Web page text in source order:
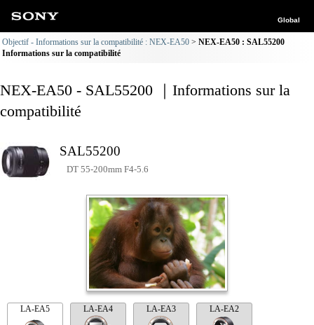
Global
Objectif - Informations sur la compatibilité : NEX-EA50
NEX-EA50 : SAL55200
Informations sur la compatibilité
NEX-EA50 - SAL55200 ｜Informations sur la
compatibilité
SAL55200
DT 55-200mm F4-5.6
LA-EA5 LA-EA4 LA-EA3 LA-EA2